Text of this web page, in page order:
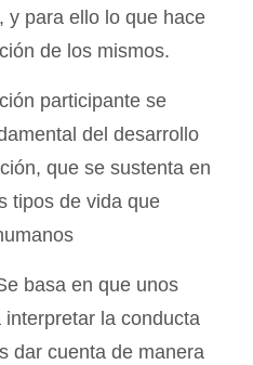
y para ello lo que hace
de los mismos.
participante se
del desarrollo
que se sustenta en
tipos de vida que
basa en que unos
la conducta
dar cuenta de manera